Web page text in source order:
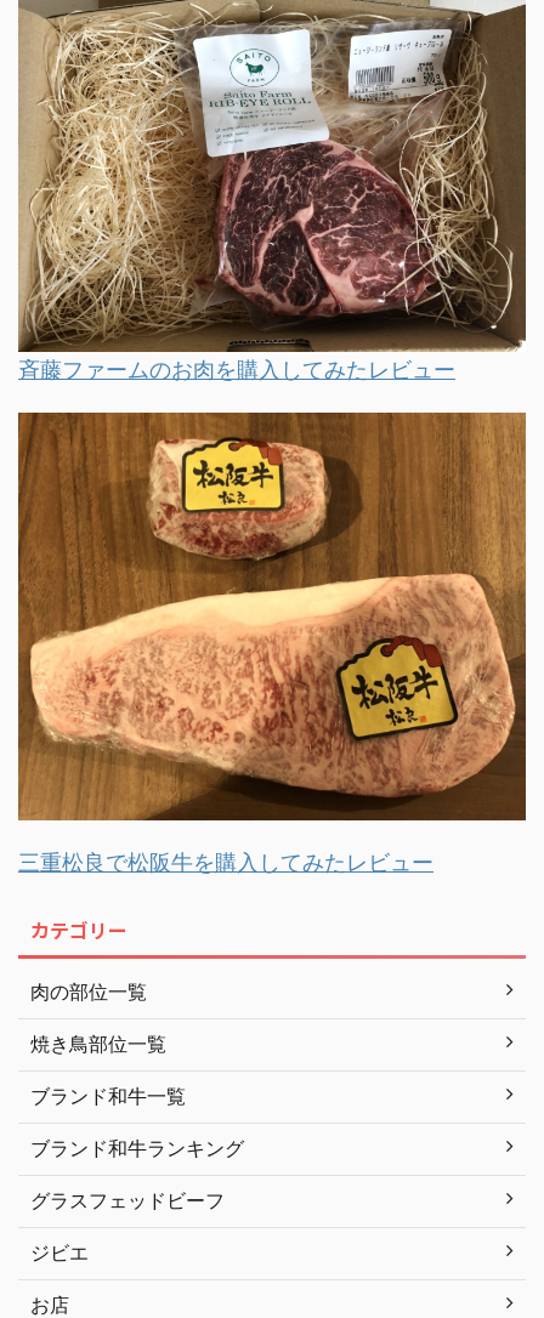
斉藤ファームのお肉を購入してみたレビュー
三重松良で松阪牛を購入してみたレビュー
カテゴリー
肉の部位一覧
焼き鳥部位一覧
ブランド和牛一覧
ブランド和牛ランキング
グラスフェッドビーフ
ジビエ
お店